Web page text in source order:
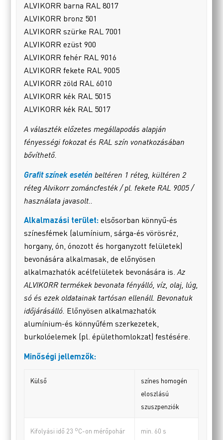
ALVIKORR barna RAL 8017
ALVIKORR bronz 501
ALVIKORR szürke RAL 7001
ALVIKORR ezüst 900
ALVIKORR fehér RAL 9016
ALVIKORR fekete RAL 9005
ALVIKORR zöld RAL 6010
ALVIKORR kék RAL 5015
ALVIKORR kék RAL 5017
A választék előzetes megállapodás alapján
fényességi fokozat és RAL szín vonatkozásában
bővíthető.
Grafit színek esetén beltéren 1 réteg, kültéren 2
réteg Alvikorr zománcfesték / pl. fekete RAL 9005 /
használata javasolt..
Alkalmazási terület: elsősorban könnyű-és
színesfémek (alumínium, sárga-és vörösréz,
horgany, ón, ónozott és horganyzott felületek)
bevonására alkalmasak, de előnyösen
alkalmazhatók acélfelületek bevonására is.Az
ALVIKORR termékek bevonata fényálló, víz, olaj, lúg,
só és ezek oldatainak tartósan ellenáll. Bevonatuk
időjárásálló. Előnyösen alkalmazhatók
alumínium-és könnyűfém szerkezetek,
burkolóelemek (pl. épülethomlokzat) festésére.
Minőségi jellemzők:
Külső
színes homogén
eloszlású
szuszpenziók
Kifolyási idő 23 oC-on mérőpohár min. 60 s